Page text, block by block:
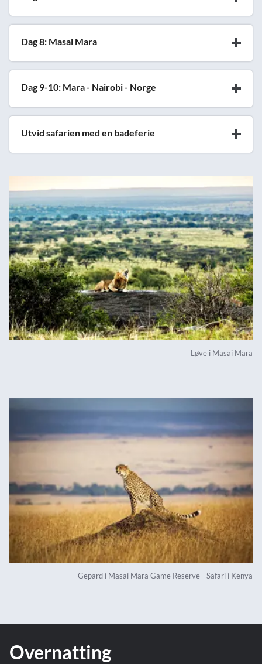
Dag 8: Masai Mara
Dag 9-10: Mara - Nairobi - Norge
Utvid safarien med en badeferie
Løve i Masai Mara
Gepard i Masai Mara Game Reserve - Safari i Kenya
Overnatting